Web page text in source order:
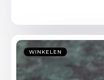
WINKELEN